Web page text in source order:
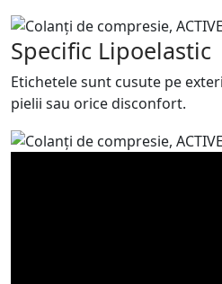
Specific Lipoelastic
Etichetele sunt cusute pe
pielii sau orice disconfort.